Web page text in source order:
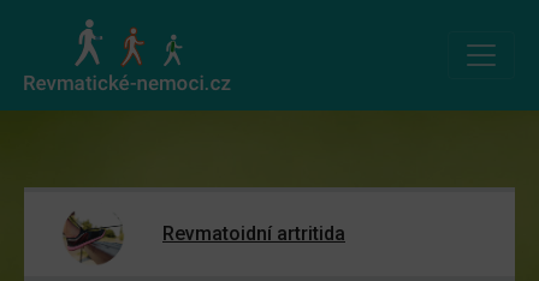
Revmatoidní artritida